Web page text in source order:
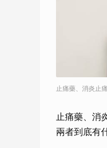
止痛藥、消炎止
止痛藥、消
兩者到底有